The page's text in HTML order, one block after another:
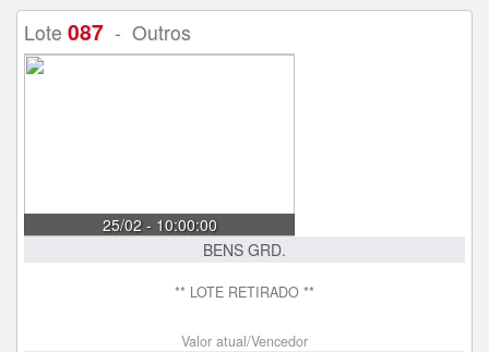
Lote 087 - Outros
25/02 - 10:00:00
BENS GRD.
** LOTE RETIRADO **
Valor atual/Vencedor